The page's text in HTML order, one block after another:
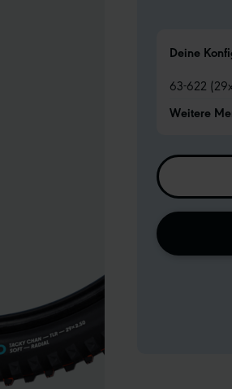
Deine
63-622
Weitere